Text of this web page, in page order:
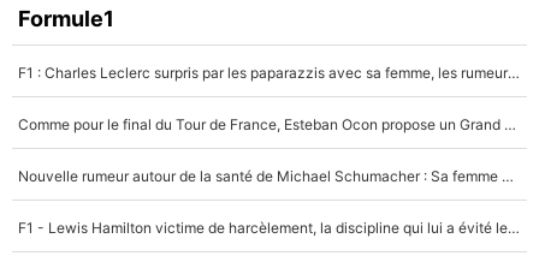
Faris Moumbagna
4%
Un autre joueur
5%
Formule1
F1 : Charles Leclerc surpris par les paparazzis avec sa femme, les rumeurs étaient vraies !
Comme pour le final du Tour de France, Esteban Ocon propose un Grand Prix de Formule 1 à Paris : «Autour de l’Arc de Triomphe, ce serait génial» !
Nouvelle rumeur autour de la santé de Michael Schumacher : Sa femme Corinna sort du silence
F1 - Lewis Hamilton victime de harcèlement, la discipline qui lui a évité le pire : «J'aurais probablement mal tourné»